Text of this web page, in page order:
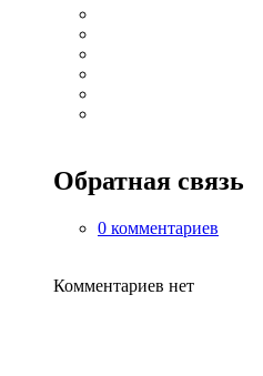
Обратная связь
0 комментариев
Комментариев нет